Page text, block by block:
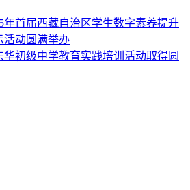
年首届西藏自治区学生数字素养提升
活动圆满举办
华初级中学教育实践培训活动取得圆